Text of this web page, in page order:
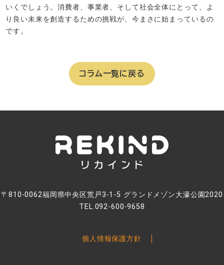
いくでしょう。消費者、事業者、そして社会全体にとって、よ
り良い未来を創造するための挑戦が、今まさに始まっているの
です。
コラム一覧に戻る
〒810-0062福岡県中央区荒戸3-1-5 グランドメゾン大濠公園2020
TEL.092-600-9658
個人情報保護方針